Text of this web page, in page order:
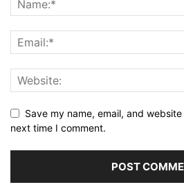
Save my name, email, and
next time I comment.